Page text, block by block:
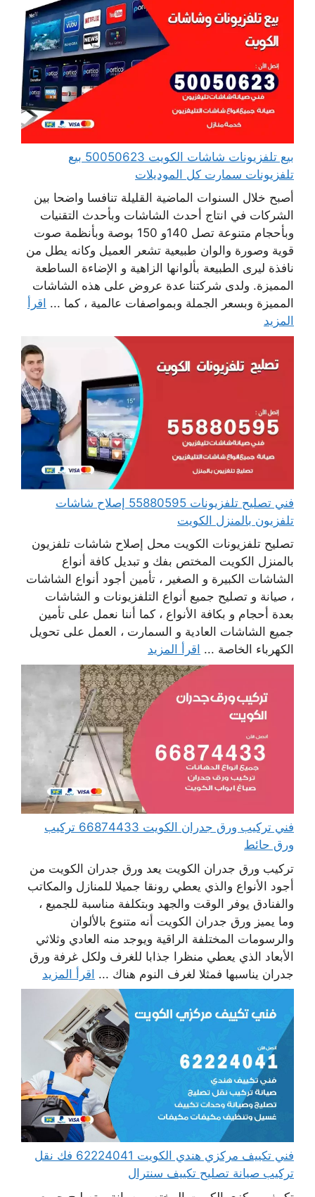
بيع تلفزيونات شاشات الكويت 50050623 بيع
تلفزيونات سمارت كل الموديلات
أصبح خلال السنوات الماضية القليلة تنافسا واضحا بين
الشركات في انتاج أحدث الشاشات وبأحدث التقنيات
وبأحجام متنوعة تصل 140و 150 بوصة وبأنظمة صوت
قوية وصورة والوان طبيعية تشعر العميل وكانه يطل من
نافذة ليرى الطبيعة بألوانها الزاهية و الإضاءة الساطعة
المميزة. ولدى شركتنا عدة عروض على هذه الشاشات
المميزة وبسعر الجملة وبمواصفات عالمية ، كما ... اقرأ
المزيد
فني تصليح تلفزيونات 55880595 إصلاح شاشات
تلفزيون بالمنزل الكويت
تصليح تلفزيونات الكويت محل إصلاح شاشات تلفزيون
بالمنزل الكويت المختص بفك و تبديل كافة أنواع
الشاشات الكبيرة و الصغير ، تأمين أجود أنواع الشاشات
، صيانة و تصليح جميع أنواع التلفزيونات و الشاشات
بعدة أحجام و بكافة الأنواع ، كما أننا نعمل على تأمين
جميع الشاشات العادية و السمارت ، العمل على تحويل
الكهرباء الخاصة ... اقرأ المزيد
فني تركيب ورق جدران الكويت 66874433 تركيب
ورق حائط
تركيب ورق جدران الكويت يعد ورق جدران الكويت من
أجود الأنواع والذي يعطي رونقا جميلا للمنازل والمكاتب
والفنادق يوفر الوقت والجهد وبتكلفة مناسبة للجميع ،
وما يميز ورق جدران الكويت أنه متنوع بالألوان
والرسومات المختلفة الراقية ويوجد منه العادي وثلاثي
الأبعاد الذي يعطي منظرا جذابا للغرف ولكل غرفة ورق
جدران يناسبها فمثلا لغرف النوم هناك ... اقرأ المزيد
فني تكييف مركزي هندي الكويت 62224041 فك نقل
تركيب صيانة تصليح تكييف سنترال